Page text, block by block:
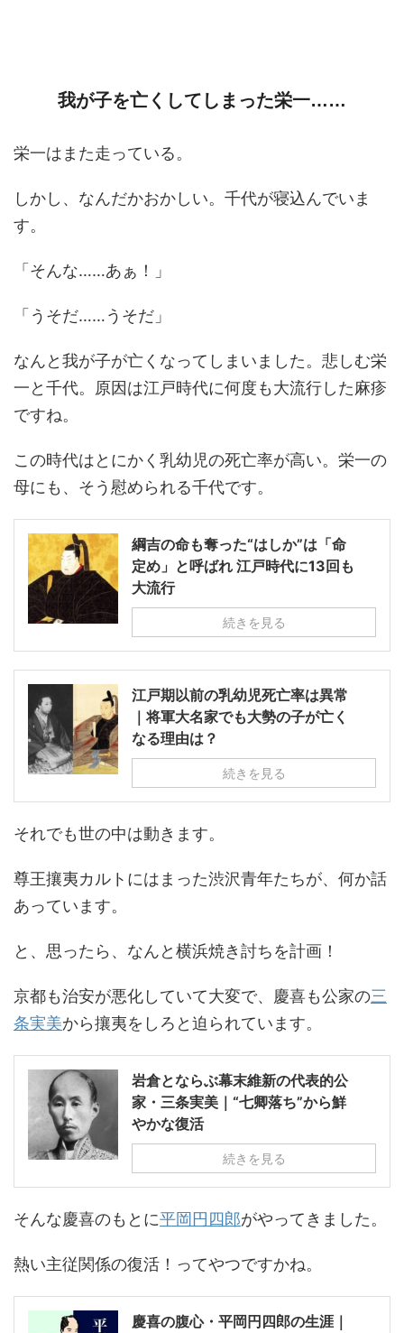
我が子を亡くしてしまった栄一……
栄一はまた走っている。
しかし、なんだかおかしい。千代が寝込んでいま
す。
「そんな……あぁ！」
「うそだ……うそだ」
なんと我が子が亡くなってしまいました。悲しむ栄
一と千代。原因は江戸時代に何度も大流行した麻疹
ですね。
この時代はとにかく乳幼児の死亡率が高い。栄一の
母にも、そう慰められる千代です。
綱吉の命も奪った“はしか”は「命
定め」と呼ばれ 江戸時代に13回も
大流行
続きを見る
江戸期以前の乳幼児死亡率は異常
｜将軍大名家でも大勢の子が亡く
なる理由は？
続きを見る
それでも世の中は動きます。
尊王攘夷カルトにはまった渋沢青年たちが、何か話
あっています。
と、思ったら、なんと横浜焼き討ちを計画！
京都も治安が悪化していて大変で、慶喜も公家の三
条実美から攘夷をしろと迫られています。
岩倉とならぶ幕末維新の代表的公
家・三条実美｜“七卿落ち”から鮮
やかな復活
続きを見る
そんな慶喜のもとに平岡円四郎がやってきました。
熱い主従関係の復活！ってやつですかね。
慶喜の腹心・平岡円四郎の生涯｜